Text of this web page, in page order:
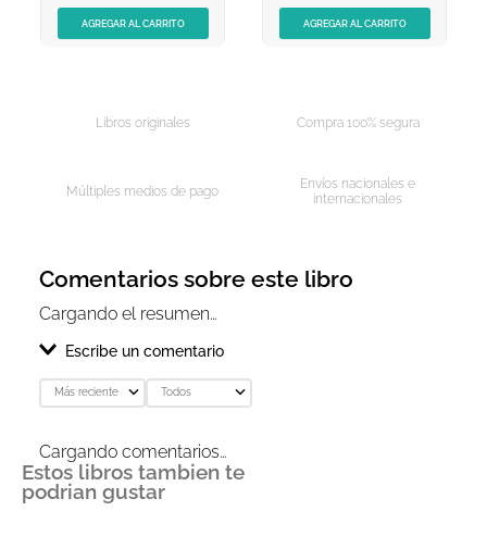
AGREGAR AL CARRITO AGREGAR AL CARRITO
Libros originales Compra 100% segura
Múltiples medios de pago
Envíos nacionales e
internacionales
Comentarios sobre este libro
Cargando el resumen…
Escribe un comentario
Agregar comentario
Título
Más reciente Todos
Cargando comentarios…
Estos libros tambien te
podrian gustar